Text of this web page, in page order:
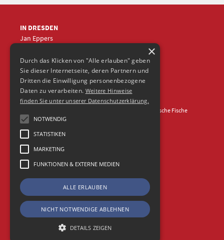
IN DRESDEN
Jan Eppers
jep@frische-fische.com
© 2026 Agentur Frische Fische
×
Durch das Klicken von "Alle erlauben" geben
Sie dieser Internetseite, deren Partnern und
Dritten die Einwilligung personenbezogene
Daten zu verarbeiten. Weitere Hinweise
finden Sie unter unserer Datenschutzerklärung.
NOTWENDIG
STATISTIKEN
MARKETING
FUNKTIONEN & EXTERNE MEDIEN
ALLE ERLAUBEN
NICHT NOTWENDIGE ABLEHNEN
DETAILS ZEIGEN